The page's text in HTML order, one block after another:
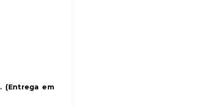
. (Entrega em